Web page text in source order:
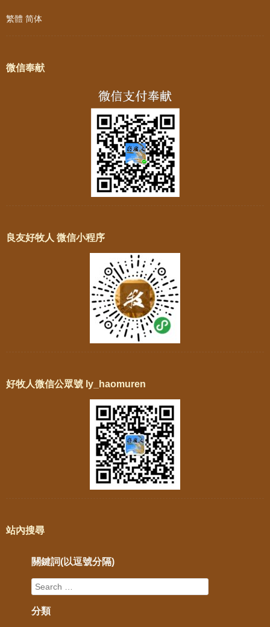
繁體 简体
微信奉献
良友好牧人 微信小程序
好牧人微信公眾號 ly_haomuren
站內搜尋
關鍵詞(以逗號分隔)
分類